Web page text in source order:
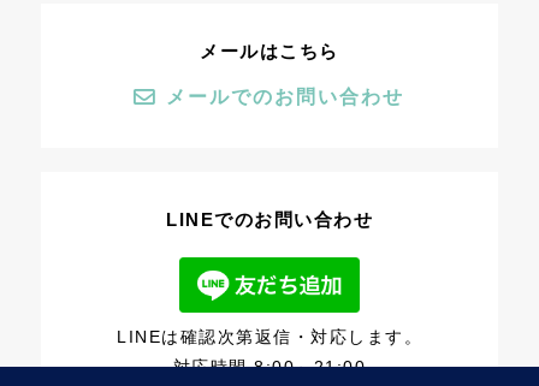
メールはこちら
メールでのお問い合わせ
LINEでのお問い合わせ
LINEは確認次第返信・対応します。
対応時間 8:00～21:00